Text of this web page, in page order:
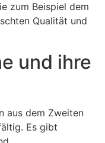
zum Beispiel dem
Qualität und
und ihre
aus dem Zweiten
Es gibt